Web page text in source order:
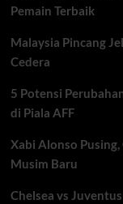
Hampir
di
Pemain Terbaik
Malaysia Pincang
Cedera
5 Potensi
di Piala AFF
Xabi Alonso Pusing,
Musim Baru
Chelsea vs